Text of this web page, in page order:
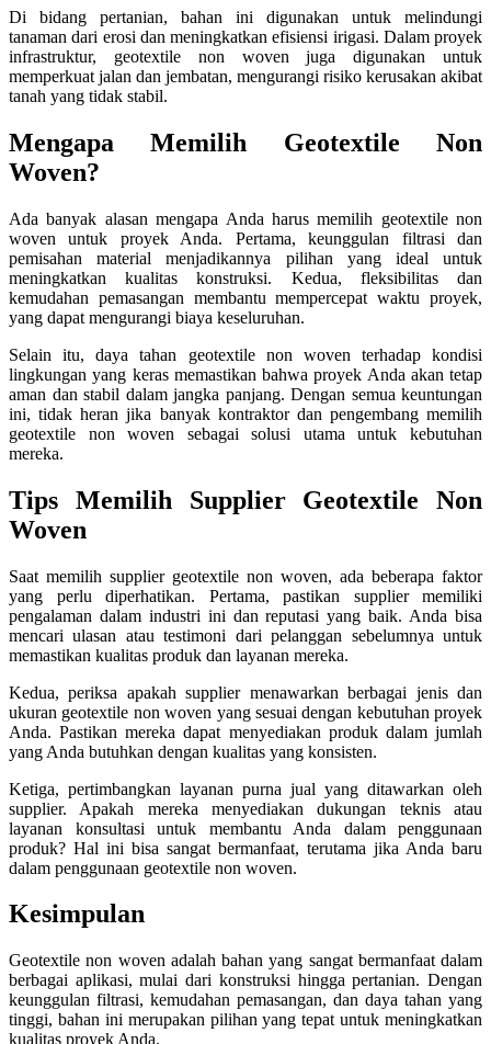
Di bidang pertanian, bahan ini digunakan untuk melindungi
tanaman dari erosi dan meningkatkan efisiensi irigasi. Dalam proyek
infrastruktur, geotextile non woven juga digunakan untuk
memperkuat jalan dan jembatan, mengurangi risiko kerusakan akibat
tanah yang tidak stabil.
Mengapa Memilih Geotextile Non
Woven?
Ada banyak alasan mengapa Anda harus memilih geotextile non
woven untuk proyek Anda. Pertama, keunggulan filtrasi dan
pemisahan material menjadikannya pilihan yang ideal untuk
meningkatkan kualitas konstruksi. Kedua, fleksibilitas dan
kemudahan pemasangan membantu mempercepat waktu proyek,
yang dapat mengurangi biaya keseluruhan.
Selain itu, daya tahan geotextile non woven terhadap kondisi
lingkungan yang keras memastikan bahwa proyek Anda akan tetap
aman dan stabil dalam jangka panjang. Dengan semua keuntungan
ini, tidak heran jika banyak kontraktor dan pengembang memilih
geotextile non woven sebagai solusi utama untuk kebutuhan
mereka.
Tips Memilih Supplier Geotextile Non
Woven
Saat memilih supplier geotextile non woven, ada beberapa faktor
yang perlu diperhatikan. Pertama, pastikan supplier memiliki
pengalaman dalam industri ini dan reputasi yang baik. Anda bisa
mencari ulasan atau testimoni dari pelanggan sebelumnya untuk
memastikan kualitas produk dan layanan mereka.
Kedua, periksa apakah supplier menawarkan berbagai jenis dan
ukuran geotextile non woven yang sesuai dengan kebutuhan proyek
Anda. Pastikan mereka dapat menyediakan produk dalam jumlah
yang Anda butuhkan dengan kualitas yang konsisten.
Ketiga, pertimbangkan layanan purna jual yang ditawarkan oleh
supplier. Apakah mereka menyediakan dukungan teknis atau
layanan konsultasi untuk membantu Anda dalam penggunaan
produk? Hal ini bisa sangat bermanfaat, terutama jika Anda baru
dalam penggunaan geotextile non woven.
Kesimpulan
Geotextile non woven adalah bahan yang sangat bermanfaat dalam
berbagai aplikasi, mulai dari konstruksi hingga pertanian. Dengan
keunggulan filtrasi, kemudahan pemasangan, dan daya tahan yang
tinggi, bahan ini merupakan pilihan yang tepat untuk meningkatkan
kualitas proyek Anda.